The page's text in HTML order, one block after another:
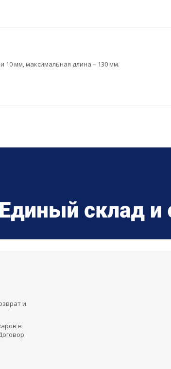
мм, максимальная длина – 130 мм.
и
в